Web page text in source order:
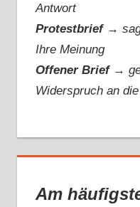
Antwort
Protestbrief →
Ihre Meinung
Offener Brief →
Widerspruch an
Am